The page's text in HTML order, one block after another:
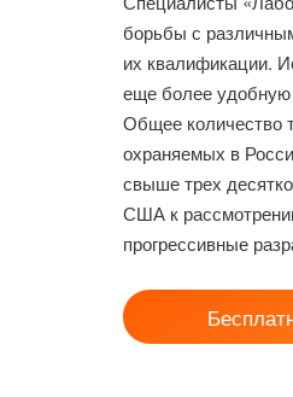
борьбы с
их квалификации.
еще более удобную
Общее количество
охраняемых в
свыше трех
США к
прогрессивные